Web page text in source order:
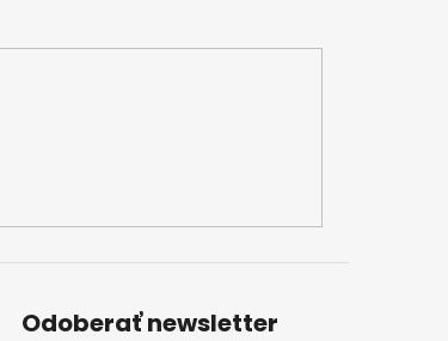
Odoberať newsletter